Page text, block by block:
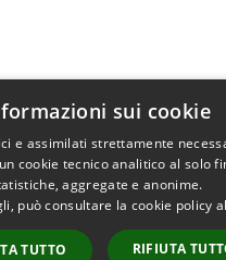
sui cookie
e assimilati strettamente
cookie tecnico analitico al solo
aggregate e anonime.
può consultare la cookie policy
TUTTO RIFIUTA